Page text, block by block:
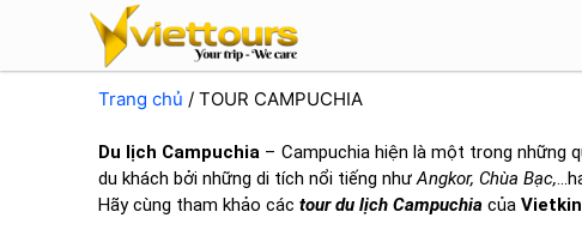
Trang chủ / TOUR CAMPUCHIA
Du lịch Campuchia – Campuchia hiện là một trong những
du khách bởi những di tích nổi tiếng như Angkor, Chùa Bạc,
Hãy cùng tham khảo các tour du lịch Campuchia của